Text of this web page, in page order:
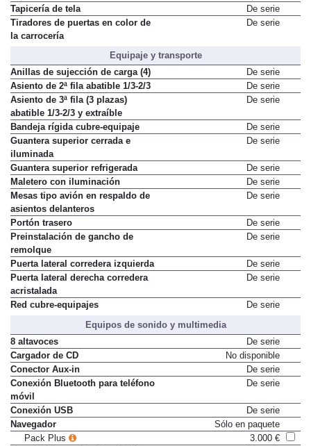
Tapicería de tela
De serie
Tiradores de puertas en color de
la carrocería
De serie
Equipaje y transporte
Anillas de sujección de carga (4)
De serie
Asiento de 2ª fila abatible 1/3-2/3
De serie
Asiento de 3ª fila (3 plazas)
abatible 1/3-2/3 y extraíble
De serie
Bandeja rígida cubre-equipaje
De serie
Guantera superior cerrada e
iluminada
De serie
Guantera superior refrigerada
De serie
Maletero con iluminación
De serie
Mesas tipo avión en respaldo de
asientos delanteros
De serie
Portón trasero
De serie
Preinstalación de gancho de
remolque
De serie
Puerta lateral corredera izquierda
De serie
Puerta lateral derecha corredera
acristalada
De serie
Red cubre-equipajes
De serie
Equipos de sonido y multimedia
8 altavoces
De serie
Cargador de CD
No disponible
Conector Aux-in
De serie
Conexión Bluetooth para teléfono
móvil
De serie
Conexión USB
De serie
Navegador
Sólo en paquete
Pack Plus
3.000 €